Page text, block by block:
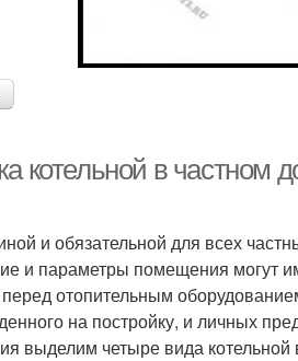
котельной в частном
и обязательной для всех
и параметры помещения могут
отопительным
на постройку, и личных
выделим четыре вида